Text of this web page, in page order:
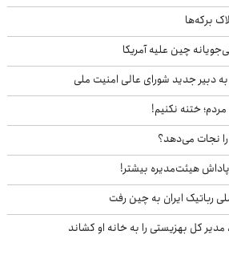
برکه‌ها
چین علیه آمریکا
دبیر جدید شورای عالی امنیت ملی
ختنه نکنیم!
را نجات می‌دهد؟
هیئت‌مدیره بیشتر!
رباتیک ایران به چین رفت
کل بهزیستی را به خانه او کشاند